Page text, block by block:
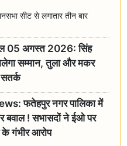
सीट से लगातार तीन बार
05 अगस्त 2026: सिंह
सम्मान, तुला और मकर
फतेहपुर नगर पालिका में
बवाल ! सभासदों ने ईओ पर
के गंभीर आरोप